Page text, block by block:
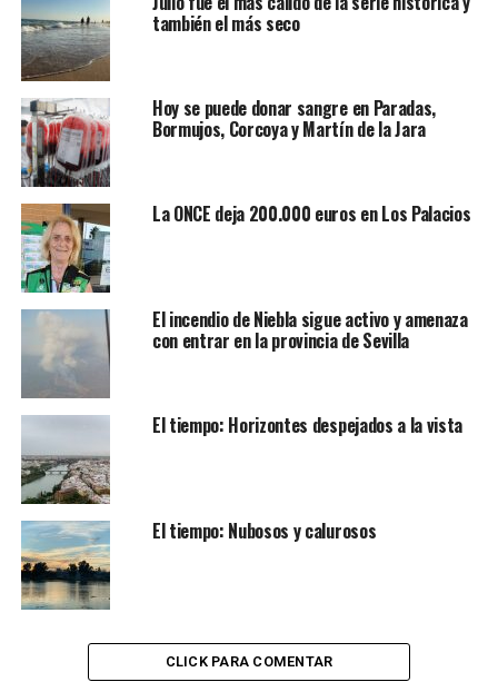
también el más seco
Hoy se puede donar sangre en Paradas,
Bormujos, Corcoya y Martín de la Jara
La ONCE deja 200.000 euros en Los Palacios
El incendio de Niebla sigue activo y amenaza
con entrar en la provincia de Sevilla
El tiempo: Horizontes despejados a la vista
El tiempo: Nubosos y calurosos
CLICK PARA COMENTAR